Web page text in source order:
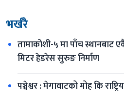
भर्खरै
तामाकोशी-५ मा पाँच
मिटर हेडरेस सुरुङ निर्माण
पञ्चेश्वर : मेगावाटको मोह कि